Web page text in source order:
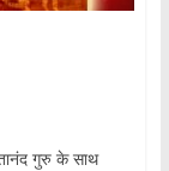
गुरु के साथ